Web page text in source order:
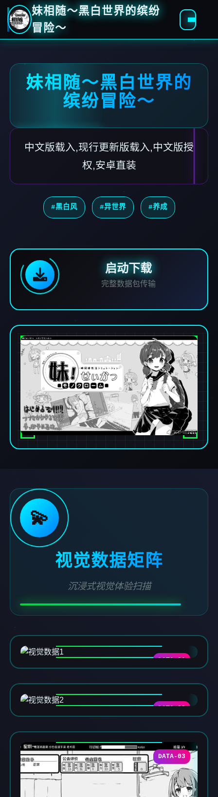
妹相随～黑白世界的缤纷
冒险～
妹相随～黑白世界的
缤纷冒险～
中文版载入,现行更新版载入,中文版授
权,安卓直装
#黑白风 #异世界 #养成
启动下载
完整数据包传输
💫
视觉数据矩阵
沉浸式视觉体验扫描
DATA-01
DATA-02
DATA-03